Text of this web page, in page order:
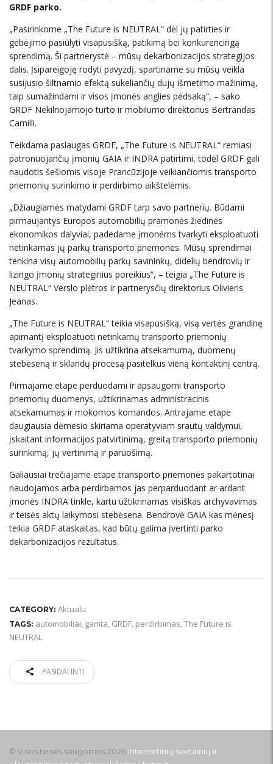
GRDF parko.
„Pasirinkome „The Future is NEUTRAL“ dėl jų patirties ir
gebėjimo pasiūlyti visapusišką, patikimą bei konkurencingą
sprendimą. Ši partnerystė – mūsų dekarbonizacijos strategijos
dalis. Įsipareigoję rodyti pavyzdį, spartiname su mūsų veikla
susijusio šiltnamio efektą sukeliančių dujų išmetimo mažinimą,
taip sumažindami ir visos įmonės anglies pėdsaką“, – sako
GRDF Nekilnojamojo turto ir mobilumo direktorius Bertrandas
Camilli.
Teikdama paslaugas GRDF, „The Future is NEUTRAL“ remiasi
patronuojančių įmonių GAIA ir INDRA patirtimi, todėl GRDF gali
naudotis šešiomis visoje Prancūzijoje veikiančiomis transporto
priemonių surinkimo ir perdirbimo aikštelėmis.
„Džiaugiamės matydami GRDF tarp savo partnerių. Būdami
pirmaujantys Europos automobilių pramonės žiedinės
ekonomikos dalyviai, padedame įmonėms tvarkyti eksploatuoti
netinkamas jų parkų transporto priemones. Mūsų sprendimai
tenkina visų automobilių parkų savininkų, didelių bendrovių ir
lizingo įmonių strateginius poreikius“, – teigia „The Future is
NEUTRAL“ Verslo plėtros ir partnerysčių direktorius Olivieris
Jeanas.
„The Future is NEUTRAL“ teikia visapusišką, visą vertės grandinę
apimantį eksploatuoti netinkamų transporto priemonių
tvarkymo sprendimą. Jis užtikrina atsekamumą, duomenų
stebėseną ir sklandų procesą pasitelkus vieną kontaktinį centrą.
Pirmajame etape perduodami ir apsaugomi transporto
priemonių duomenys, užtikrinamas administracinis
atsekamumas ir mokomos komandos. Antrajame etape
daugiausia dėmesio skiriama operatyviam srautų valdymui,
įskaitant informacijos patvirtinimą, greitą transporto priemonių
surinkimą, jų vertinimą ir paruošimą.
Galiausiai trečiajame etape transporto priemonės pakartotinai
naudojamos arba perdirbamos jas perparduodant ar ardant
įmonės INDRA tinkle, kartu užtikrinamas visiškas archyvavimas
ir teisės aktų laikymosi stebėsena. Bendrovė GAIA kas mėnesį
teikia GRDF ataskaitas, kad būtų galima įvertinti parko
dekarbonizacijos rezultatus.
CATEGORY: Aktualu
TAGS: automobiliai, gamta, GRDF, perdirbimas,The Future is
NEUTRAL
PASIDALINTI
© Visos teisės saugomos 2026 Internetinių svetainių ir